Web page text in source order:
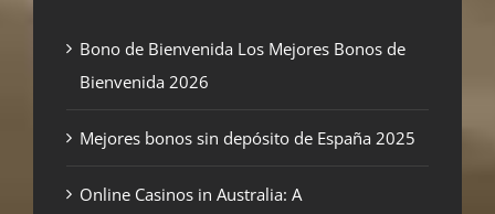
Bono de Bienvenida Los Mejores Bonos de
Bienvenida 2026
Mejores bonos sin depósito de España 2025
Online Casinos in Australia: A